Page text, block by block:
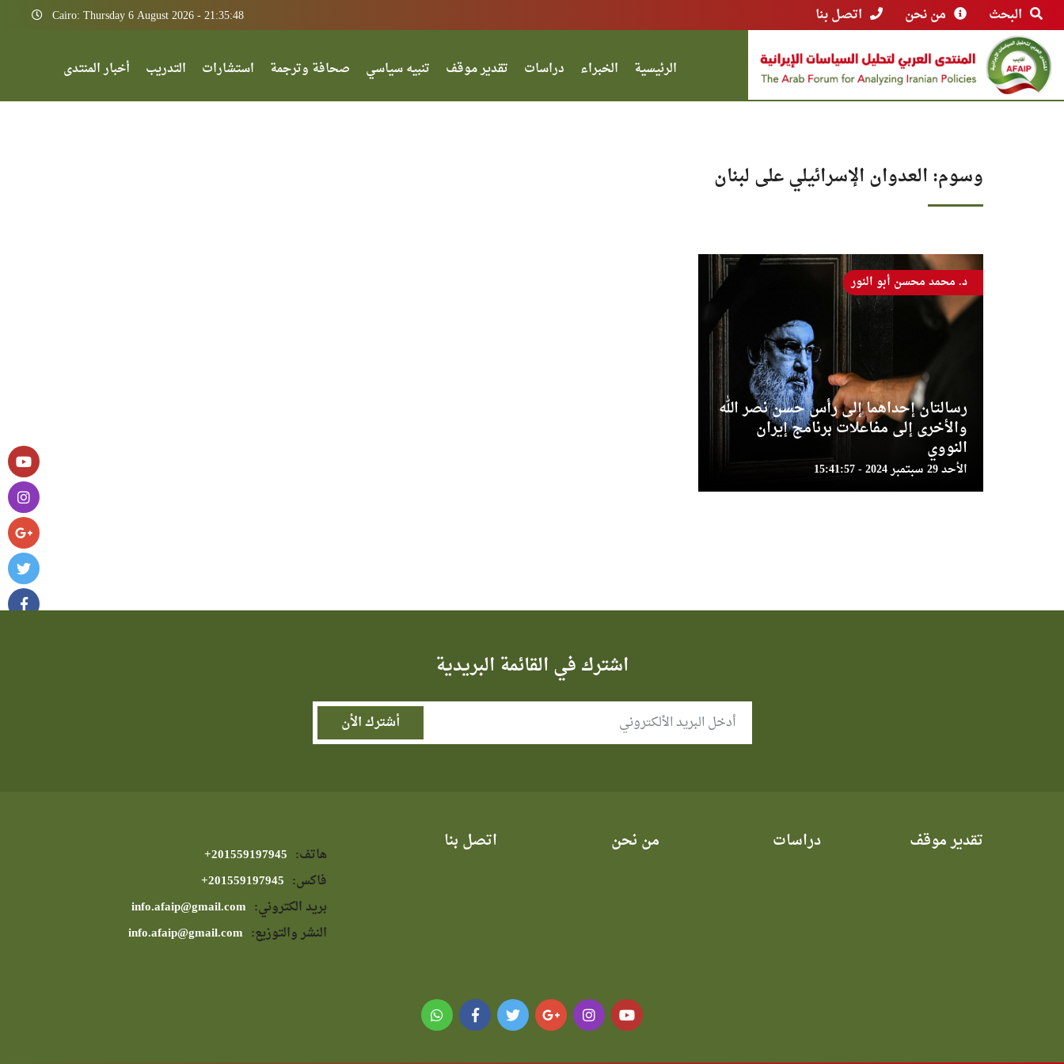
البحث من نحن اتصل بنا Cairo: Thursday 6 August 2026 - 21:35:48
الرئيسية الخبراء دراسات تقدير موقف تنبيه سياسي صحافة وترجمة استشارات التدريب أخبار المنتدى
وسوم: العدوان الإسرائيلي على لبنان
رسالتان إحداهما إلى رأس حسن نصر الله
والأخرى إلى مفاعلات برنامج إيران
النووي
الأحد 29 سبتمبر 2024 - 15:41:57
د. محمد محسن أبو النور
اشترك في القائمة البريدية
تقدير موقف دراسات من نحن اتصل بنا
هاتف:
فاكس:
بريد الكتروني:
النشر والتوزيع: